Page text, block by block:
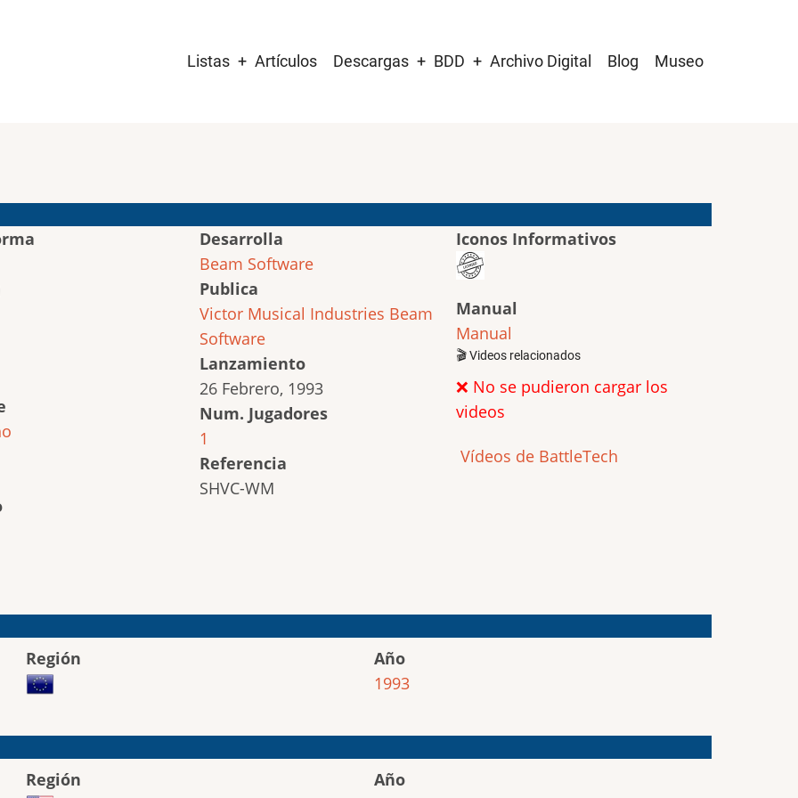
navigation
Listas Artículos Descargas BDD Archivo Digital Blog Museo
Desarrolla
Beam Software
Publica
Victor Musical Industries Beam
Software
Lanzamiento
26 Febrero, 1993
Num. Jugadores
1
Referencia
SHVC-WM
Iconos Informativos
Manual
Manual
🎬 Videos relacionados
❌ No se pudieron cargar los
videos
Vídeos de BattleTech
Región
Año
1993
Región
Año